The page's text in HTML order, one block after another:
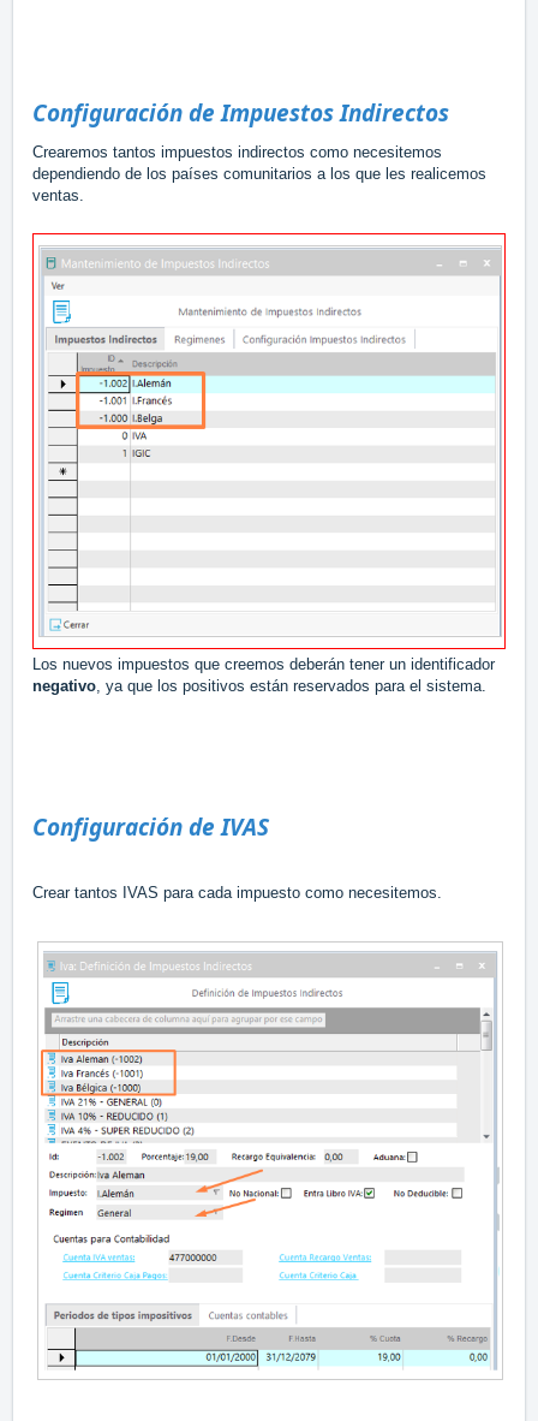
Configuración de Impuestos Indirectos
Crearemos tantos impuestos indirectos como necesitemos
dependiendo de los países comunitarios a los que les realicemos
ventas.
Los nuevos impuestos que creemos deberán tener un identificador
negativo, ya que los positivos están reservados para el sistema.
Configuración de IVAS
Crear tantos IVAS para cada impuesto como necesitemos.